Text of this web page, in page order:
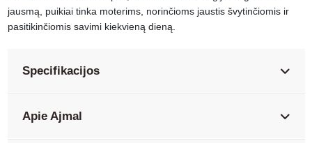
jausmą, puikiai tinka moterims, norinčioms jaustis švytinčiomis ir
pasitikinčiomis savimi kiekvieną dieną.
Specifikacijos
Apie Ajmal